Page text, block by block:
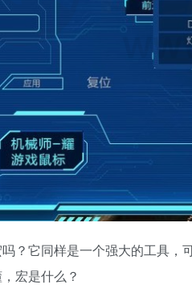
？它同样是一个强大的工具，
宏是什么？